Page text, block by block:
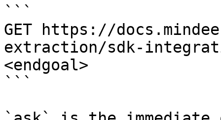
```
GET https://
extraction/sdk-
<endgoal>
```